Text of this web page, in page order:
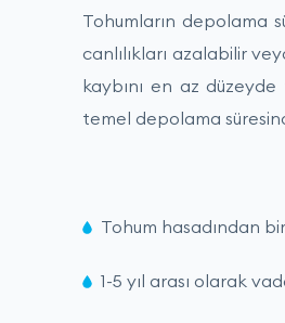
Tohumların depolama
canlılıkları azalabilir
kaybını en az
temel depolama
Tohum hasadından
1-5 yıl arası olarak